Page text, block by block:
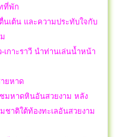
ที่พัก
เต้น และความประทับใจกับ
เกาะราวี นำท่านเล่นน้ำหน้า
ยหาด
มหาดหินอันสวยงาม หลัง
ชาติใต้ท้องทะเลอันสวยงาม